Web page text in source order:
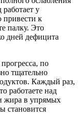
у
к
палку. Это
дней дефицита
по
тщательно
Каждый раз,
работаете над
жира в упрямых
становится